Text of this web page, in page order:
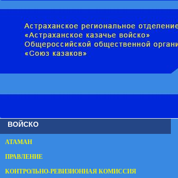
ВОЙСКО
АТАМАН
ПРАВЛЕНИЕ
КОНТРОЛЬНО-РЕВИЗИОННАЯ КОМИССИЯ